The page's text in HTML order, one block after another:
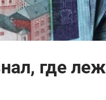
где